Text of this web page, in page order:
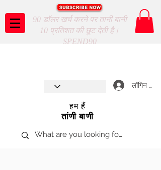
90 डॉलर खर्च करने पर तानी बानी
10 प्रतिशत की छूट देती है।
SPEND90
लॉगिन करें
हम हैं
तांणी बाणी